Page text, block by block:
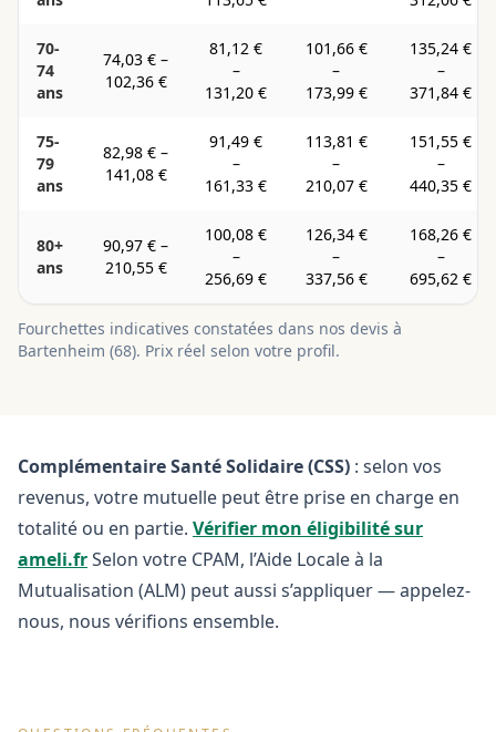
70-
74
ans
74,03 € –
102,36 €
81,12 €
–
131,20 €
101,66 €
–
173,99 €
135,24 €
–
371,84 €
75-
79
ans
82,98 € –
141,08 €
91,49 €
–
161,33 €
113,81 €
–
210,07 €
151,55 €
–
440,35 €
80+
ans
90,97 € –
210,55 €
100,08 €
–
256,69 €
126,34 €
–
337,56 €
168,26 €
–
695,62 €
Fourchettes indicatives constatées dans nos devis à
Bartenheim (68). Prix réel selon votre profil.
Complémentaire Santé Solidaire (CSS) : selon vos
revenus, votre mutuelle peut être prise en charge en
totalité ou en partie. Vérifier mon éligibilité sur
ameli.frSelon votre CPAM, l’Aide Locale à la
Mutualisation (ALM) peut aussi s’appliquer — appelez-
nous, nous vérifions ensemble.